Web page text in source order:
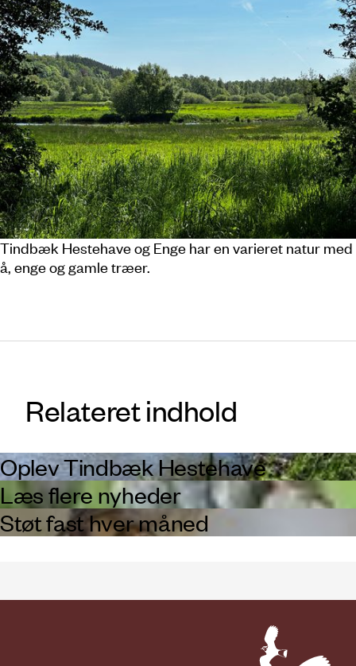
Tindbæk Hestehave og Enge har en varieret natur med
å, enge og gamle træer.
Relateret indhold
Oplev Tindbæk Hestehave
Læs flere nyheder
Støt fast hver måned